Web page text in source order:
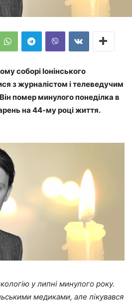
соборі Іонінського
з журналістом і телеведучим
помер минулого понеділка в
на 44-му році життя.
у липні минулого року.
медиками, але лікувався